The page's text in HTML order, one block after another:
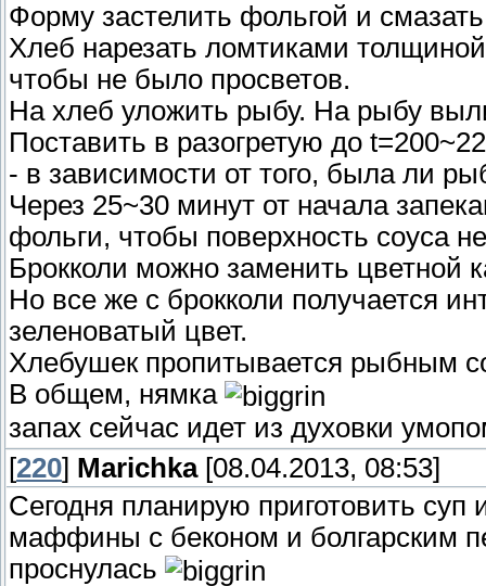
Форму застелить фольгой и
Хлеб нарезать ломтиками
чтобы не было просветов.
На хлеб уложить рыбу. На рыбу
Поставить в разогретую до
- в зависимости от того, была ли
Через 25~30 минут от начала
фольги, чтобы поверхность соуса
Брокколи можно заменить цветной
Но все же с брокколи получается
зеленоватый цвет.
Хлебушек пропитывается рыбным
В общем, нямка
запах сейчас идет из духовки
[220] Marichka[08.04.2013, 08:53]
Сегодня планирую приготовить
маффины с беконом и болгарским
проснулась